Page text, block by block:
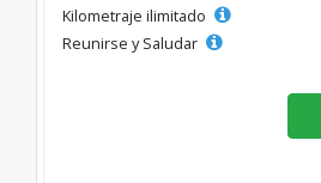
Kilometraje ilimitado
Reunirse y Saludar